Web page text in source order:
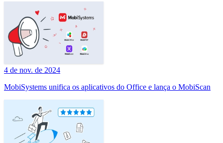
4 de nov. de 2024
MobiSystems unifica os aplicativos do Office e lança o MobiScan